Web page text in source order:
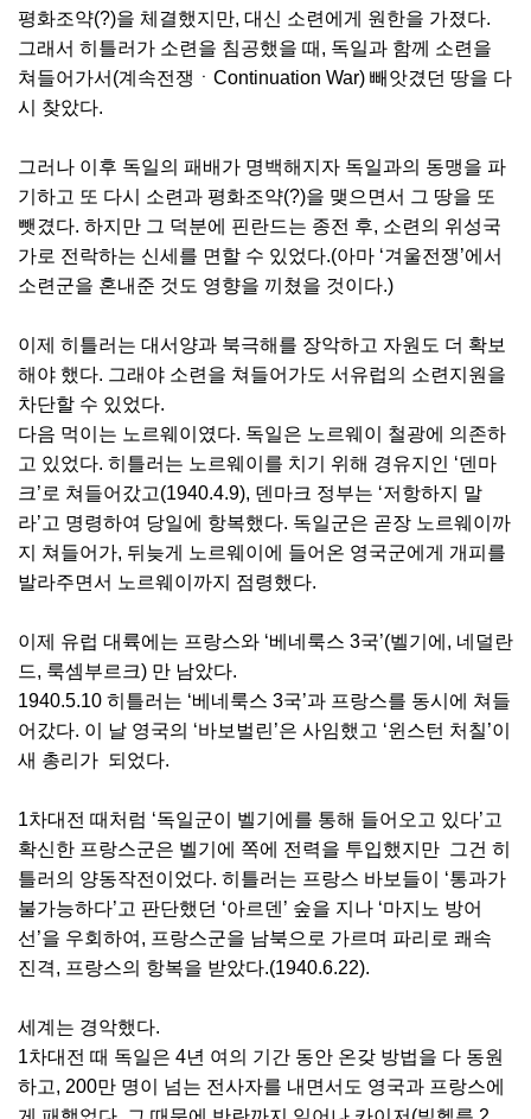
평화조약(?)을 체결했지만, 대신 소련에게 원한을 가졌다.
그래서 히틀러가 소련을 침공했을 때, 독일과 함께 소련을
쳐들어가서(계속전쟁ㆍContinuation War) 빼앗겼던 땅을 다
시 찾았다.
그러나 이후 독일의 패배가 명백해지자 독일과의 동맹을 파
기하고 또 다시 소련과 평화조약(?)을 맺으면서 그 땅을 또
뺏겼다. 하지만 그 덕분에 핀란드는 종전 후, 소련의 위성국
가로 전락하는 신세를 면할 수 있었다.(아마 ‘겨울전쟁’에서
소련군을 혼내준 것도 영향을 끼쳤을 것이다.)
이제 히틀러는 대서양과 북극해를 장악하고 자원도 더 확보
해야 했다. 그래야 소련을 쳐들어가도 서유럽의 소련지원을
차단할 수 있었다.
다음 먹이는 노르웨이였다. 독일은 노르웨이 철광에 의존하
고 있었다. 히틀러는 노르웨이를 치기 위해 경유지인 ‘덴마
크’로 쳐들어갔고(1940.4.9), 덴마크 정부는 ‘저항하지 말
라’고 명령하여 당일에 항복했다. 독일군은 곧장 노르웨이까
지 쳐들어가, 뒤늦게 노르웨이에 들어온 영국군에게 개피를
발라주면서 노르웨이까지 점령했다.
이제 유럽 대륙에는 프랑스와 ‘베네룩스 3국’(벨기에, 네덜란
드, 룩셈부르크) 만 남았다.
1940.5.10 히틀러는 ‘베네룩스 3국’과 프랑스를 동시에 쳐들
어갔다. 이 날 영국의 ‘바보벌린’은 사임했고 ‘윈스턴 처칠’이
새 총리가 되었다.
1차대전 때처럼 ‘독일군이 벨기에를 통해 들어오고 있다’고
확신한 프랑스군은 벨기에 쪽에 전력을 투입했지만 그건 히
틀러의 양동작전이었다. 히틀러는 프랑스 바보들이 ‘통과가
불가능하다’고 판단했던 ‘아르덴’ 숲을 지나 ‘마지노 방어
선’을 우회하여, 프랑스군을 남북으로 가르며 파리로 쾌속
진격, 프랑스의 항복을 받았다.(1940.6.22).
세계는 경악했다.
1차대전 때 독일은 4년 여의 기간 동안 온갖 방법을 다 동원
하고, 200만 명이 넘는 전사자를 내면서도 영국과 프랑스에